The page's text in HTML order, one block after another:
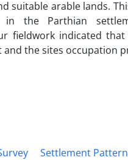
suitable arable lands.
in the Parthian
fieldwork indicated
the sites occupation
Settlement